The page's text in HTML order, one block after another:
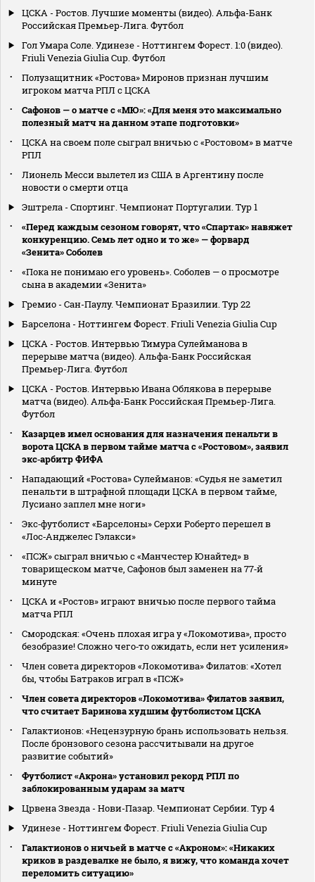
ЦСКА - Ростов. Лучшие моменты (видео). Альфа-Банк
Российская Премьер-Лига. Футбол
Гол Умара Соле. Удинезе - Ноттингем Форест. 1:0 (видео).
Friuli Venezia Giulia Cup. Футбол
Полузащитник «Ростова» Миронов признан лучшим
игроком матча РПЛ с ЦСКА
Сафонов — о матче с «МЮ»: «Для меня это максимально
полезный матч на данном этапе подготовки»
ЦСКА на своем поле сыграл вничью с «Ростовом» в матче
РПЛ
Лионель Месси вылетел из США в Аргентину после
новости о смерти отца
Эштрела - Спортинг. Чемпионат Португалии. Тур 1
«Перед каждым сезоном говорят, что «Спартак» навяжет
конкуренцию. Семь лет одно и то же» — форвард
«Зенита» Соболев
«Пока не понимаю его уровень». Соболев — о просмотре
сына в академии «Зенита»
Гремио - Сан-Паулу. Чемпионат Бразилии. Тур 22
Барселона - Ноттингем Форест. Friuli Venezia Giulia Cup
ЦСКА - Ростов. Интервью Тимура Сулейманова в
перерыве матча (видео). Альфа-Банк Российская
Премьер-Лига. Футбол
ЦСКА - Ростов. Интервью Ивана Облякова в перерыве
матча (видео). Альфа-Банк Российская Премьер-Лига.
Футбол
Казарцев имел основания для назначения пенальти в
ворота ЦСКА в первом тайме матча с «Ростовом», заявил
экс‑арбитр ФИФА
Нападающий «Ростова» Сулейманов: «Судья не заметил
пенальти в штрафной площади ЦСКА в первом тайме,
Лусиано заплел мне ноги»
Экс‑футболист «Барселоны» Серхи Роберто перешел в
«Лос‑Анджелес Гэлакси»
«ПСЖ» сыграл вничью с «Манчестер Юнайтед» в
товарищеском матче, Сафонов был заменен на 77‑й
минуте
ЦСКА и «Ростов» играют вничью после первого тайма
матча РПЛ
Смородская: «Очень плохая игра у «Локомотива», просто
безобразие! Сложно чего‑то ожидать, если нет усиления»
Член совета директоров «Локомотива» Филатов: «Хотел
бы, чтобы Батраков играл в «ПСЖ»
Член совета директоров «Локомотива» Филатов заявил,
что считает Баринова худшим футболистом ЦСКА
Галактионов: «Нецензурную брань использовать нельзя.
После бронзового сезона рассчитывали на другое
развитие событий»
Футболист «Акрона» установил рекорд РПЛ по
заблокированным ударам за матч
Црвена Звезда - Нови-Пазар. Чемпионат Сербии. Тур 4
Удинезе - Ноттингем Форест. Friuli Venezia Giulia Cup
Галактионов о ничьей в матче с «Акроном»: «Никаких
криков в раздевалке не было, я вижу, что команда хочет
переломить ситуацию»